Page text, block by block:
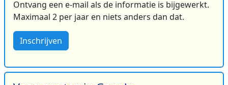
Ontvang een e-mail als de informatie is bijgewerkt.
Maximaal 2 per jaar en niets anders dan dat.
Inschrijven